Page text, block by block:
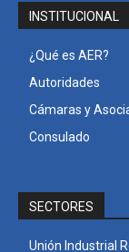
INSTITUCIONAL
¿Qué es AER?
Autoridades
Cámaras y
Consulado
SECTORES
Unión Industrial